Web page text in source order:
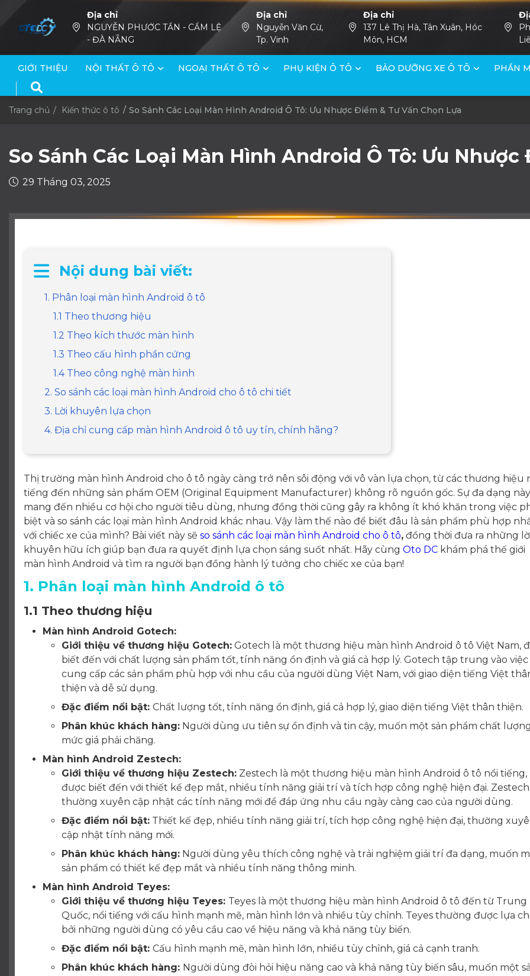
Địa chỉ
NGUYỄN PHƯỚC TẦN - CẨM LỆ
- ĐÀ NẴNG
Địa chỉ
Nguyễn Văn Cừ,
Tp. Vinh
Địa chỉ
137 Lê Thị Hà, Tân Xuân, Hóc
Môn, HCM
GIỚI THIỆU NỘI THẤT Ô TÔ NGOẠI THẤT Ô TÔ PHỤ KIỆN Ô TÔ BẢO DƯỠNG XE Ô TÔ PHẦN
Trang chủ Kiến thức ô tô So Sánh Các Loại Màn Hình Android Ô Tô: Ưu Nhược Điểm & Tư Vấn Chọn Lựa
So Sánh Các Loại Màn Hình Android Ô Tô: Ưu
29 Tháng 03, 2025
Nội dung bài viết:
1. Phân loại màn hình Android ô tô
1.1 Theo thương hiệu
1.2 Theo kích thước màn hình
1.3 Theo cấu hình phần cứng
1.4 Theo công nghệ màn hình
2. So sánh các loại màn hình Android cho ô tô chi tiết
3. Lời khuyên lựa chọn
4. Địa chỉ cung cấp màn hình Android ô tô uy tín, chính hãng?
Thị trường màn hình Android cho ô tô ngày càng trở nên sôi động với vô vàn lựa chọn, từ các thương hiệu
tiếng đến những sản phẩm OEM (Original Equipment Manufacturer) không rõ nguồn gốc. Sự đa dạng này
mang đến nhiều cơ hội cho người tiêu dùng, nhưng đồng thời cũng gây ra không ít khó khăn trong việc
biệt và so sánh các loại màn hình Android khác nhau. Vậy làm thế nào để biết đâu là sản phẩm phù hợp
với chiếc xe của mình? Bài viết này sẽ so sánh các loại màn hình Android cho ô tô, đồng thời đưa ra những
khuyên hữu ích giúp bạn đưa ra quyết định lựa chọn sáng suốt nhất. Hãy cùng Oto DC khám phá thế giới
màn hình Android và tìm ra người bạn đồng hành lý tưởng cho chiếc xe của bạn!
1. Phân loại màn hình Android ô tô
1.1 Theo thương hiệu
Màn hình Android Gotech:
Giới thiệu về thương hiệu Gotech: Gotech là một thương hiệu màn hình Android ô tô Việt Nam,
biết đến với chất lượng sản phẩm tốt, tính năng ổn định và giá cả hợp lý. Gotech tập trung vào việc
cung cấp các sản phẩm phù hợp với nhu cầu của người dùng Việt Nam, với giao diện tiếng Việt
thiện và dễ sử dụng.
Đặc điểm nổi bật: Chất lượng tốt, tính năng ổn định, giá cả hợp lý, giao diện tiếng Việt thân thiện.
Phân khúc khách hàng: Người dùng ưu tiên sự ổn định và tin cậy, muốn một sản phẩm chất
mức giá phải chăng.
Màn hình Android Zestech:
Giới thiệu về thương hiệu Zestech: Zestech là một thương hiệu màn hình Android ô tô nổi tiếng,
được biết đến với thiết kế đẹp mắt, nhiều tính năng giải trí và tích hợp công nghệ hiện đại. Zestech
thường xuyên cập nhật các tính năng mới để đáp ứng nhu cầu ngày càng cao của người dùng.
Đặc điểm nổi bật: Thiết kế đẹp, nhiều tính năng giải trí, tích hợp công nghệ hiện đại, thường
cập nhật tính năng mới.
Phân khúc khách hàng: Người dùng yêu thích công nghệ và trải nghiệm giải trí đa dạng, muốn
sản phẩm có thiết kế đẹp mắt và nhiều tính năng thông minh.
Màn hình Android Teyes:
Giới thiệu về thương hiệu Teyes: Teyes là một thương hiệu màn hình Android ô tô đến từ Trung
Quốc, nổi tiếng với cấu hình mạnh mẽ, màn hình lớn và nhiều tùy chỉnh. Teyes thường được lựa
bởi những người dùng có yêu cầu cao về hiệu năng và khả năng tùy biến.
Đặc điểm nổi bật: Cấu hình mạnh mẽ, màn hình lớn, nhiều tùy chỉnh, giá cả cạnh tranh.
Phân khúc khách hàng: Người dùng đòi hỏi hiệu năng cao và khả năng tùy biến sâu, muốn một